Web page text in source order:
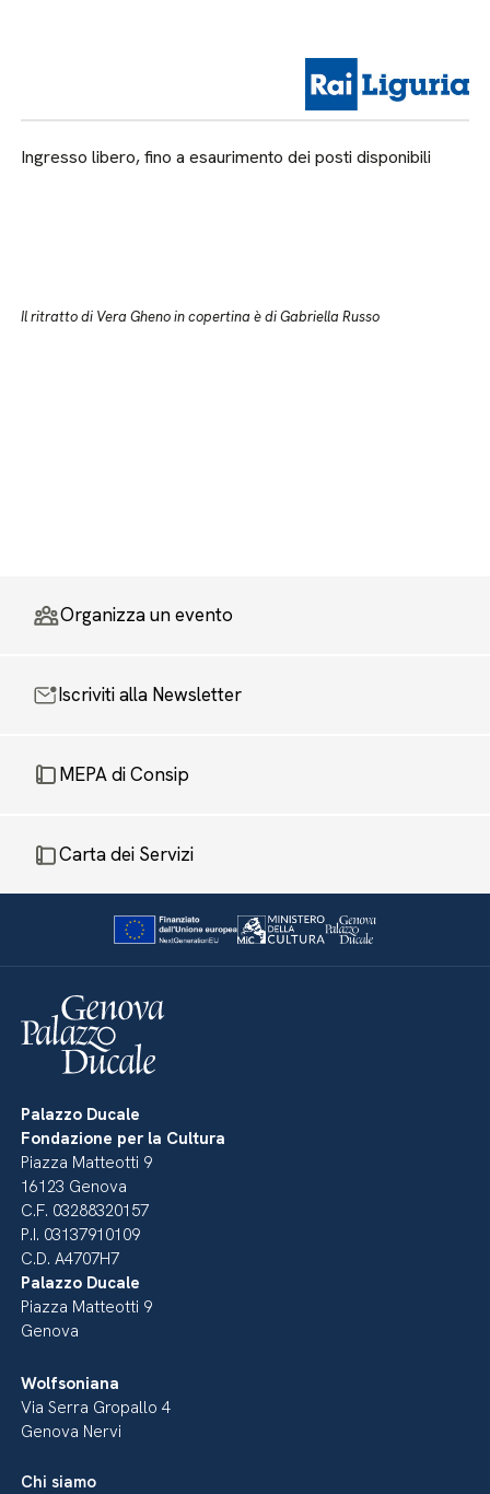
Ingresso libero, fino a esaurimento dei posti disponibili
Il ritratto di Vera Gheno in copertina è di Gabriella Russo
Organizza un evento
Iscriviti alla Newsletter
MEPA di Consip
Carta dei Servizi
Palazzo Ducale
Fondazione per la Cultura
Piazza Matteotti 9
16123 Genova
C.F. 03288320157
P.I. 03137910109
C.D. A4707H7
Palazzo Ducale
Piazza Matteotti 9
Genova
Wolfsoniana
Via Serra Gropallo 4
Genova Nervi
Chi siamo